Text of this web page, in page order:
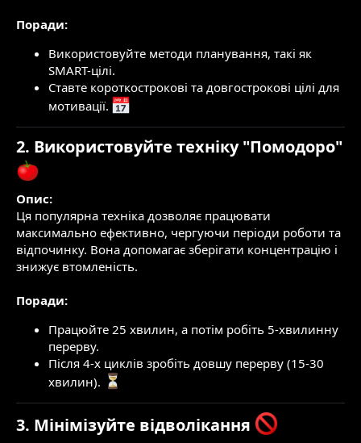
Поради:
Використовуйте методи планування, такі як
SMART-цілі.
Ставте короткострокові та довгострокові цілі для
мотивації.
2. Використовуйте техніку "Помодоро"
Опис:
Ця популярна техніка дозволяє працювати
максимально ефективно, чергуючи періоди роботи та
відпочинку. Вона допомагає зберігати концентрацію і
знижує втомленість.
Поради:
Працюйте 25 хвилин, а потім робіть 5-хвилинну
перерву.
Після 4-х циклів зробіть довшу перерву (15-30
хвилин).
3. Мінімізуйте відволікання